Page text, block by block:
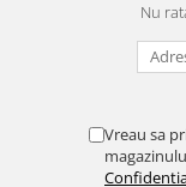
Nu
Vreau sa